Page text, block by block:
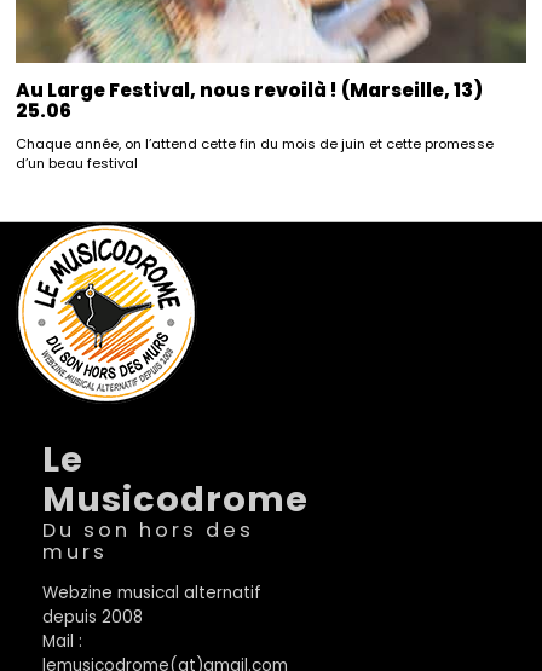
Au Large Festival, nous revoilà ! (Marseille, 13)
25.06
Chaque année, on l’attend cette fin du mois de juin et cette promesse
d’un beau festival
Le
Musicodrome
Du son hors des
murs
Webzine musical alternatif
depuis 2008
Mail :
lemusicodrome(at)gmail.com